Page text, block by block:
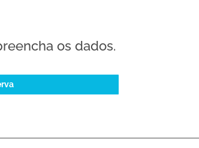
os dados.